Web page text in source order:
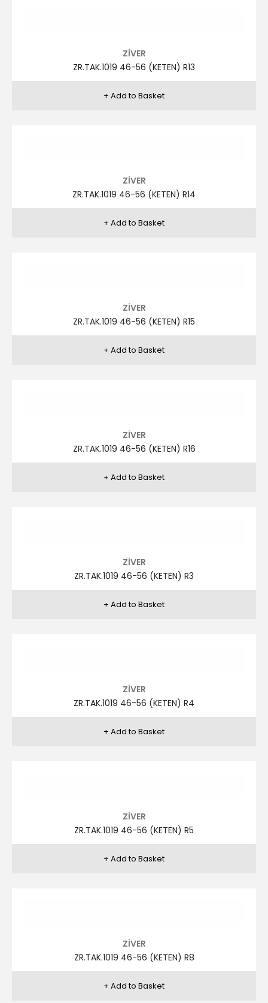
ZİVER
ZR.TAK.1019 46-56 (KETEN) R9
ZİVER
ZR.TAK.1018 46-56 (KETEN) R10
ZİVER
ZR.TAK.1018 46-56 (KETEN) R11
ZİVER
ZR.TAK.1018 46-56 (KETEN) R12
ZİVER
ZR.TAK.1018 46-56 (KETEN) R15
ZİVER
ZR.TAK.1018 46-56 (KETEN) R16
ZİVER
ZR.TAK.1018 46-56 (KETEN) R4
ZİVER
ZR.TAK.1018 46-56 (KETEN) R5